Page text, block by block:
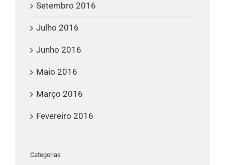
Setembro 2016
Julho 2016
Junho 2016
Maio 2016
Março 2016
Fevereiro 2016
Categorias